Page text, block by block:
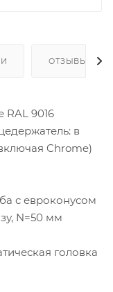
ОТЗЫВЫ
RAL 9016
в
Chrome)
с евроконусом
N=50 мм
головка